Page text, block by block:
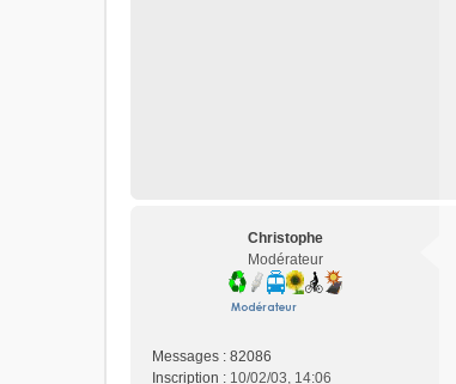
Christophe
Modérateur
Messages : 82086
Inscription : 10/02/03, 14:06